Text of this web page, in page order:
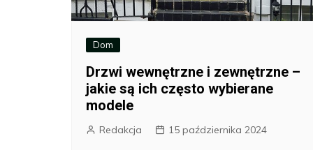
Dom
Drzwi wewnętrzne i zewnętrzne –
jakie są ich często wybierane
modele
Redakcja 15 października 2024